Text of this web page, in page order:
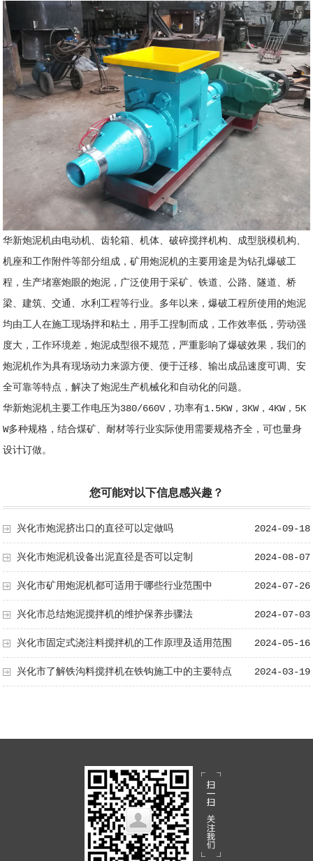
华新炮泥机由电动机、齿轮箱、机体、破碎搅拌机构、成型脱模机构、
机座和工作附件等部分组成，矿用炮泥机的主要用途是为钻孔爆破工
程，生产堵塞炮眼的炮泥，广泛使用于采矿、铁道、公路、隧道、桥
梁、建筑、交通、水利工程等行业。多年以来，爆破工程所使用的炮泥
均由工人在施工现场拌和粘土，用手工捏制而成，工作效率低，劳动强
度大，工作环境差，炮泥成型很不规范，严重影响了爆破效果，我们的
炮泥机作为具有现场动力来源方便、便于迁移、输出成品速度可调、安
全可靠等特点，解决了炮泥生产机械化和自动化的问题。
华新炮泥机主要工作电压为380/660V，功率有1.5KW，3KW，4KW，5K
W多种规格，结合煤矿、耐材等行业实际使用需要规格齐全，可也量身
设计订做。
您可能对以下信息感兴趣？
2024-09-18
兴化市炮泥挤出口的直径可以定做吗
2024-08-07
兴化市炮泥机设备出泥直径是否可以定制
2024-07-26
兴化市矿用炮泥机都可适用于哪些行业范围中
2024-07-03
兴化市总结炮泥搅拌机的维护保养步骤法
2024-05-16
兴化市固定式浇注料搅拌机的工作原理及适用范围
2024-03-19
兴化市了解铁沟料搅拌机在铁钩施工中的主要特点